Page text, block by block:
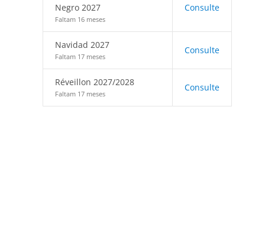
Negro 2027
Faltam 16 meses
Consulte
Navidad 2027
Faltam 17 meses
Consulte
Réveillon 2027/2028
Faltam 17 meses
Consulte